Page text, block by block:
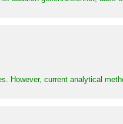
However, current analytical